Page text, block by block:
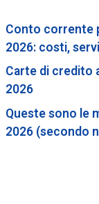
Conto corrente
2026: costi,
Carte di credito
2026
Queste sono le
2026 (secondo